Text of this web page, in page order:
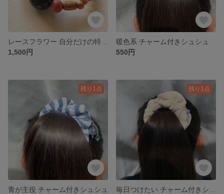
1,500円
暖色系 チャーム付きシュシュ
550円
残り1点
青が主役 チャーム付きシュシュ
残り1点